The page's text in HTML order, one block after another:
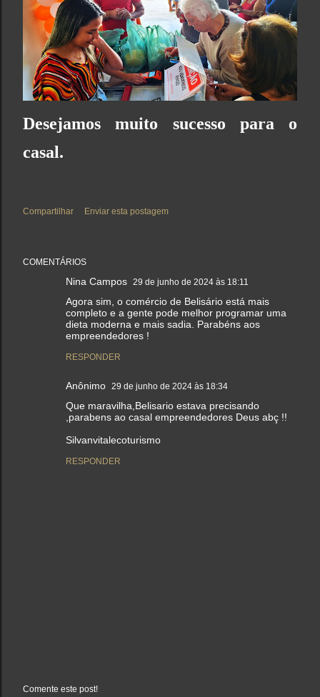
Desejamos muito sucesso para o
casal.
Compartilhar Enviar esta postagem
COMENTÁRIOS
Nina Campos 29 de junho de 2024 às 18:11
Agora sim, o comércio de Belisário está mais
completo e a gente pode melhor programar uma
dieta moderna e mais sadia. Parabéns aos
empreendedores !
RESPONDER
Anônimo 29 de junho de 2024 às 18:34
Que maravilha,Belisario estava precisando
,parabens ao casal empreendedores Deus abç !!
Silvanvitalecoturismo
RESPONDER
Comente este post!